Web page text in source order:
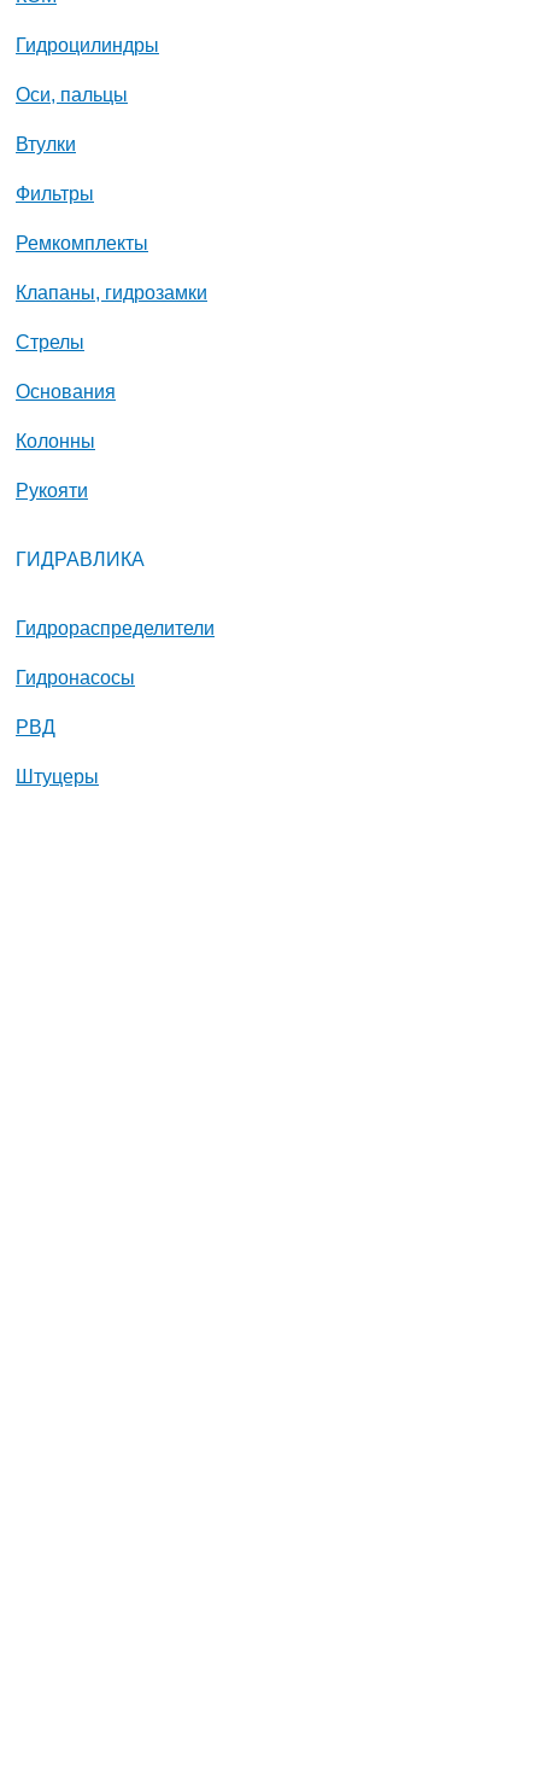
Гидроцилиндры
Оси, пальцы
Втулки
Фильтры
Ремкомплекты
Клапаны, гидрозамки
Стрелы
Основания
Колонны
Рукояти
ГИДРАВЛИКА
Гидрораспределители
Гидронасосы
РВД
Штуцеры